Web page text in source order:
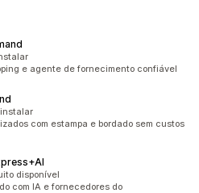
e agente de fornecimento confiável
com estampa e bordado sem custos
disponível
com IA e fornecedores do